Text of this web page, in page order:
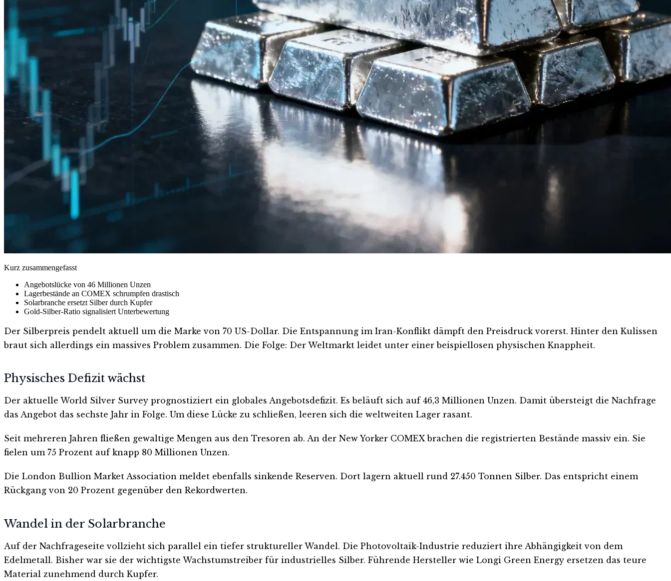
Kurz zusammengefasst
Angebotslücke von 46 Millionen Unzen
Lagerbestände an COMEX schrumpfen drastisch
Solarbranche ersetzt Silber durch Kupfer
Gold-Silber-Ratio signalisiert Unterbewertung
Der Silberpreis pendelt aktuell um die Marke von 70 US-Dollar. Die Entspannung im Iran-Konflikt dämpft den Preisdruck vorerst. Hinter den Kulissen
braut sich allerdings ein massives Problem zusammen. Die Folge: Der Weltmarkt leidet unter einer beispiellosen physischen Knappheit.
Physisches Defizit wächst
Der aktuelle World Silver Survey prognostiziert ein globales Angebotsdefizit. Es beläuft sich auf 46,3 Millionen Unzen. Damit übersteigt die Nachfrage
das Angebot das sechste Jahr in Folge. Um diese Lücke zu schließen, leeren sich die weltweiten Lager rasant.
Seit mehreren Jahren fließen gewaltige Mengen aus den Tresoren ab. An der New Yorker COMEX brachen die registrierten Bestände massiv ein. Sie
fielen um 75 Prozent auf knapp 80 Millionen Unzen.
Die London Bullion Market Association meldet ebenfalls sinkende Reserven. Dort lagern aktuell rund 27.450 Tonnen Silber. Das entspricht einem
Rückgang von 20 Prozent gegenüber den Rekordwerten.
Wandel in der Solarbranche
Auf der Nachfrageseite vollzieht sich parallel ein tiefer struktureller Wandel. Die Photovoltaik-Industrie reduziert ihre Abhängigkeit von dem
Edelmetall. Bisher war sie der wichtigste Wachstumstreiber für industrielles Silber. Führende Hersteller wie Longi Green Energy ersetzen das teure
Material zunehmend durch Kupfer.